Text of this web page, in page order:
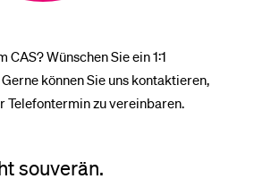
CAS? Wünschen Sie ein 1:1
können Sie uns kontaktieren,
Telefontermin zu vereinbaren.
souverän.